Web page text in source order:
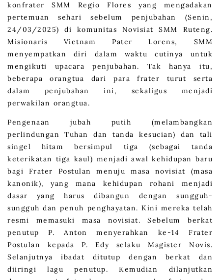
konfrater SMM Regio Flores yang mengadakan
pertemuan sehari sebelum penjubahan (Senin,
24/03/2025) di komunitas Novisiat SMM Ruteng.
Misionaris Vietnam Pater Lorens, SMM
menyempatkan diri dalam waktu cutinya untuk
mengikuti upacara penjubahan. Tak hanya itu,
beberapa orangtua dari para frater turut serta
dalam penjubahan ini, sekaligus menjadi
perwakilan orangtua.
Pengenaan jubah putih (melambangkan
perlindungan Tuhan dan tanda kesucian) dan tali
singel hitam bersimpul tiga (sebagai tanda
keterikatan tiga kaul) menjadi awal kehidupan baru
bagi Frater Postulan menuju masa novisiat (masa
kanonik), yang mana kehidupan rohani menjadi
dasar yang harus dibangun dengan sungguh-
sungguh dan penuh penghayatan. Kini mereka telah
resmi memasuki masa novisiat. Sebelum berkat
penutup P. Anton menyerahkan ke-14 Frater
Postulan kepada P. Edy selaku Magister Novis.
Selanjutnya ibadat ditutup dengan berkat dan
diiringi lagu penutup. Kemudian dilanjutkan